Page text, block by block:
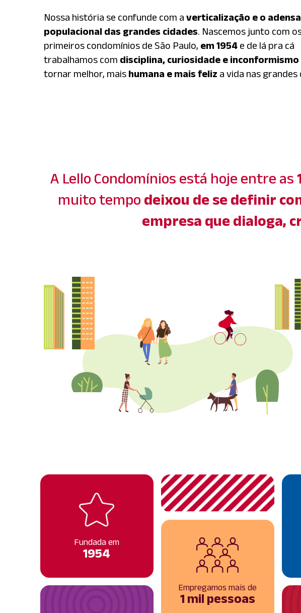
Nossa história se confunde com a verticalização e o
populacional das grandes cidades. Nascemos junto com
primeiros condomínios de São Paulo, em 1954 e de lá pra cá
trabalhamos com disciplina, curiosidade e inconformismo
tornar melhor, mais humana e mais feliz a vida nas grandes
A Lello Condomínios está hoje entre as
muito tempo deixou de se definir
empresa que dialoga,
Fundada em
1954
Empregamos mais de
1 mil pessoas